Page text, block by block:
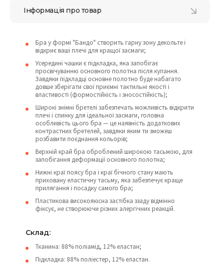
Інформація про товар
Бра у формі "Бандо" створить гарну зону декольте і
відкриє ваші плечі для кращої засмаги;
Усередині чашки є підкладка, яка запобігає
просвічуванню основного полотна після купання.
Завдяки підкладці основне полотно буде набагато
довше зберігати свої приємні тактильні якості і
властивості (формостійкість і зносостійкість);
Широкі знімні бретелі забезпечать можливість відкрити
плечі і спинку для ідеальної засмаги, головна
особливість цього бра — це наявність додаткових
контрастних бретелей, завдяки яким ти зможеш
розбавити поєднання кольорів;
Верхній край бра оброблений широкою тасьмою, для
запобігання деформації основного полотна;
Нижні краї поясу бра і краї бічного стану мають
приховану еластичну тасьму, яка забезпечує краще
прилягання і посадку самого бра;
Пластикова високоякісна застібка ззаду відмінно
фіксує, не створюючи різних алергічних реакцій.
Склад:
Тканина: 88% поліамід, 12% еластан;
Підкладка: 88% поліестер, 12% еластан.